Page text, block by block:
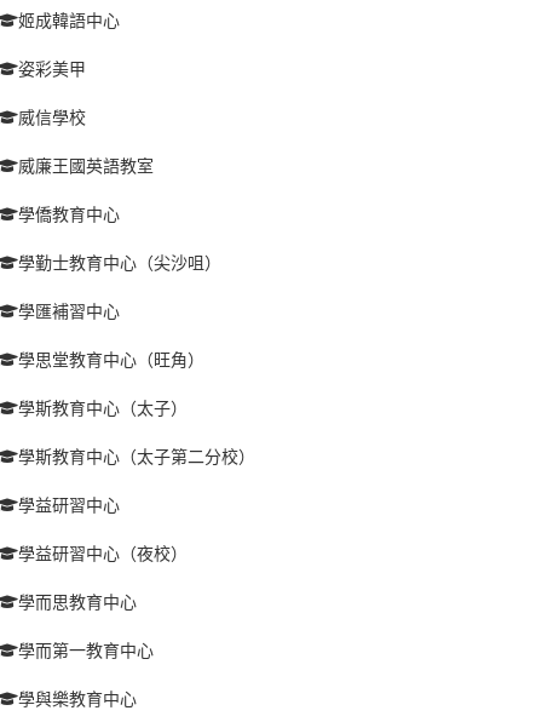
姬成韓語中心
姿彩美甲
威信學校
威廉王國英語教室
學僑教育中心
學勤士教育中心（尖沙咀）
學匯補習中心
學思堂教育中心（旺角）
學斯教育中心（太子）
學斯教育中心（太子第二分校）
學益研習中心
學益研習中心（夜校）
學而思教育中心
學而第一教育中心
學與樂教育中心